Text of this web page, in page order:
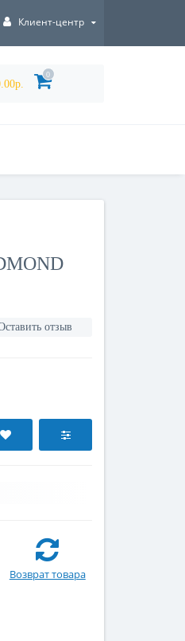
Клиент-центр
0
отзыв
Возврат товара